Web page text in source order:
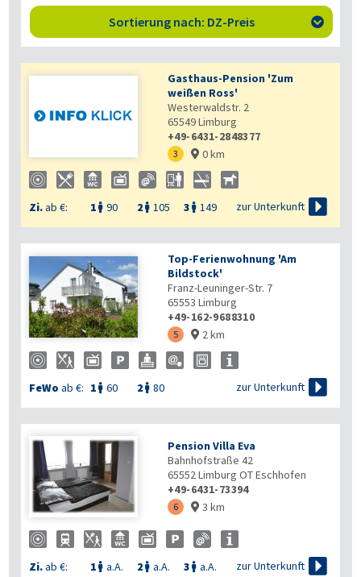
Sortierung nach: DZ-Preis 
Gasthaus-Pension 'Zum
weißen Ross'
Westerwaldstr. 2
65549Limburg
+49-6431-2848377
3  0 km
Zi.ab €: 1  90 2  105 3  149 zur Unterkunft 
Top-Ferienwohnung 'Am
Bildstock'
Franz-Leuninger-Str. 7
65553 Limburg
+49-162-9688310
5  2 km
FeWo ab €: 1  60 2  80 zur Unterkunft 
Pension Villa Eva
Bahnhofstraße 42
65552Limburg OT Eschhofen
+49-6431-73394
6  3 km
Zi.ab €: 1  a.A. 2  a.A. 3  a.A. zur Unterkunft 